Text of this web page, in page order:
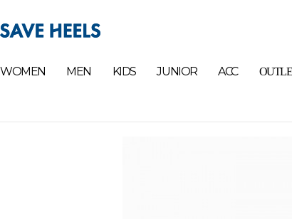
WOMEN MEN KIDS JUNIOR ACC